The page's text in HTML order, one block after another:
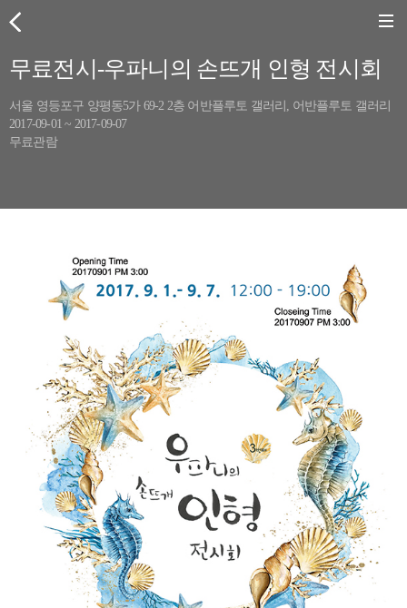
무료전시-우파니의 손뜨개 인형 전시회
서울 영등포구 양평동5가 69-2 2층 어반플루토 갤러리, 어반플루토 갤러리
2017-09-01 ~ 2017-09-07
무료관람